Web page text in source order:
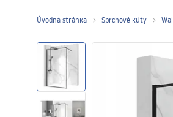
Sprchové dvere
Sprchové vaničky
Úvodná stránka Sprchové kúty